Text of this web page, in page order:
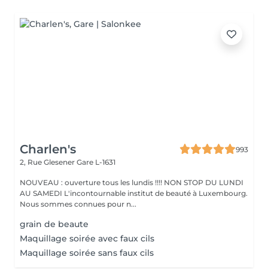
Charlen's
993
2, Rue Glesener Gare L-1631
NOUVEAU : ouverture tous les lundis !!!! NON STOP DU LUNDI
AU SAMEDI L'incontournable institut de beauté à Luxembourg.
Nous sommes connues pour n...
grain de beaute
Maquillage soirée avec faux cils
Maquillage soirée sans faux cils